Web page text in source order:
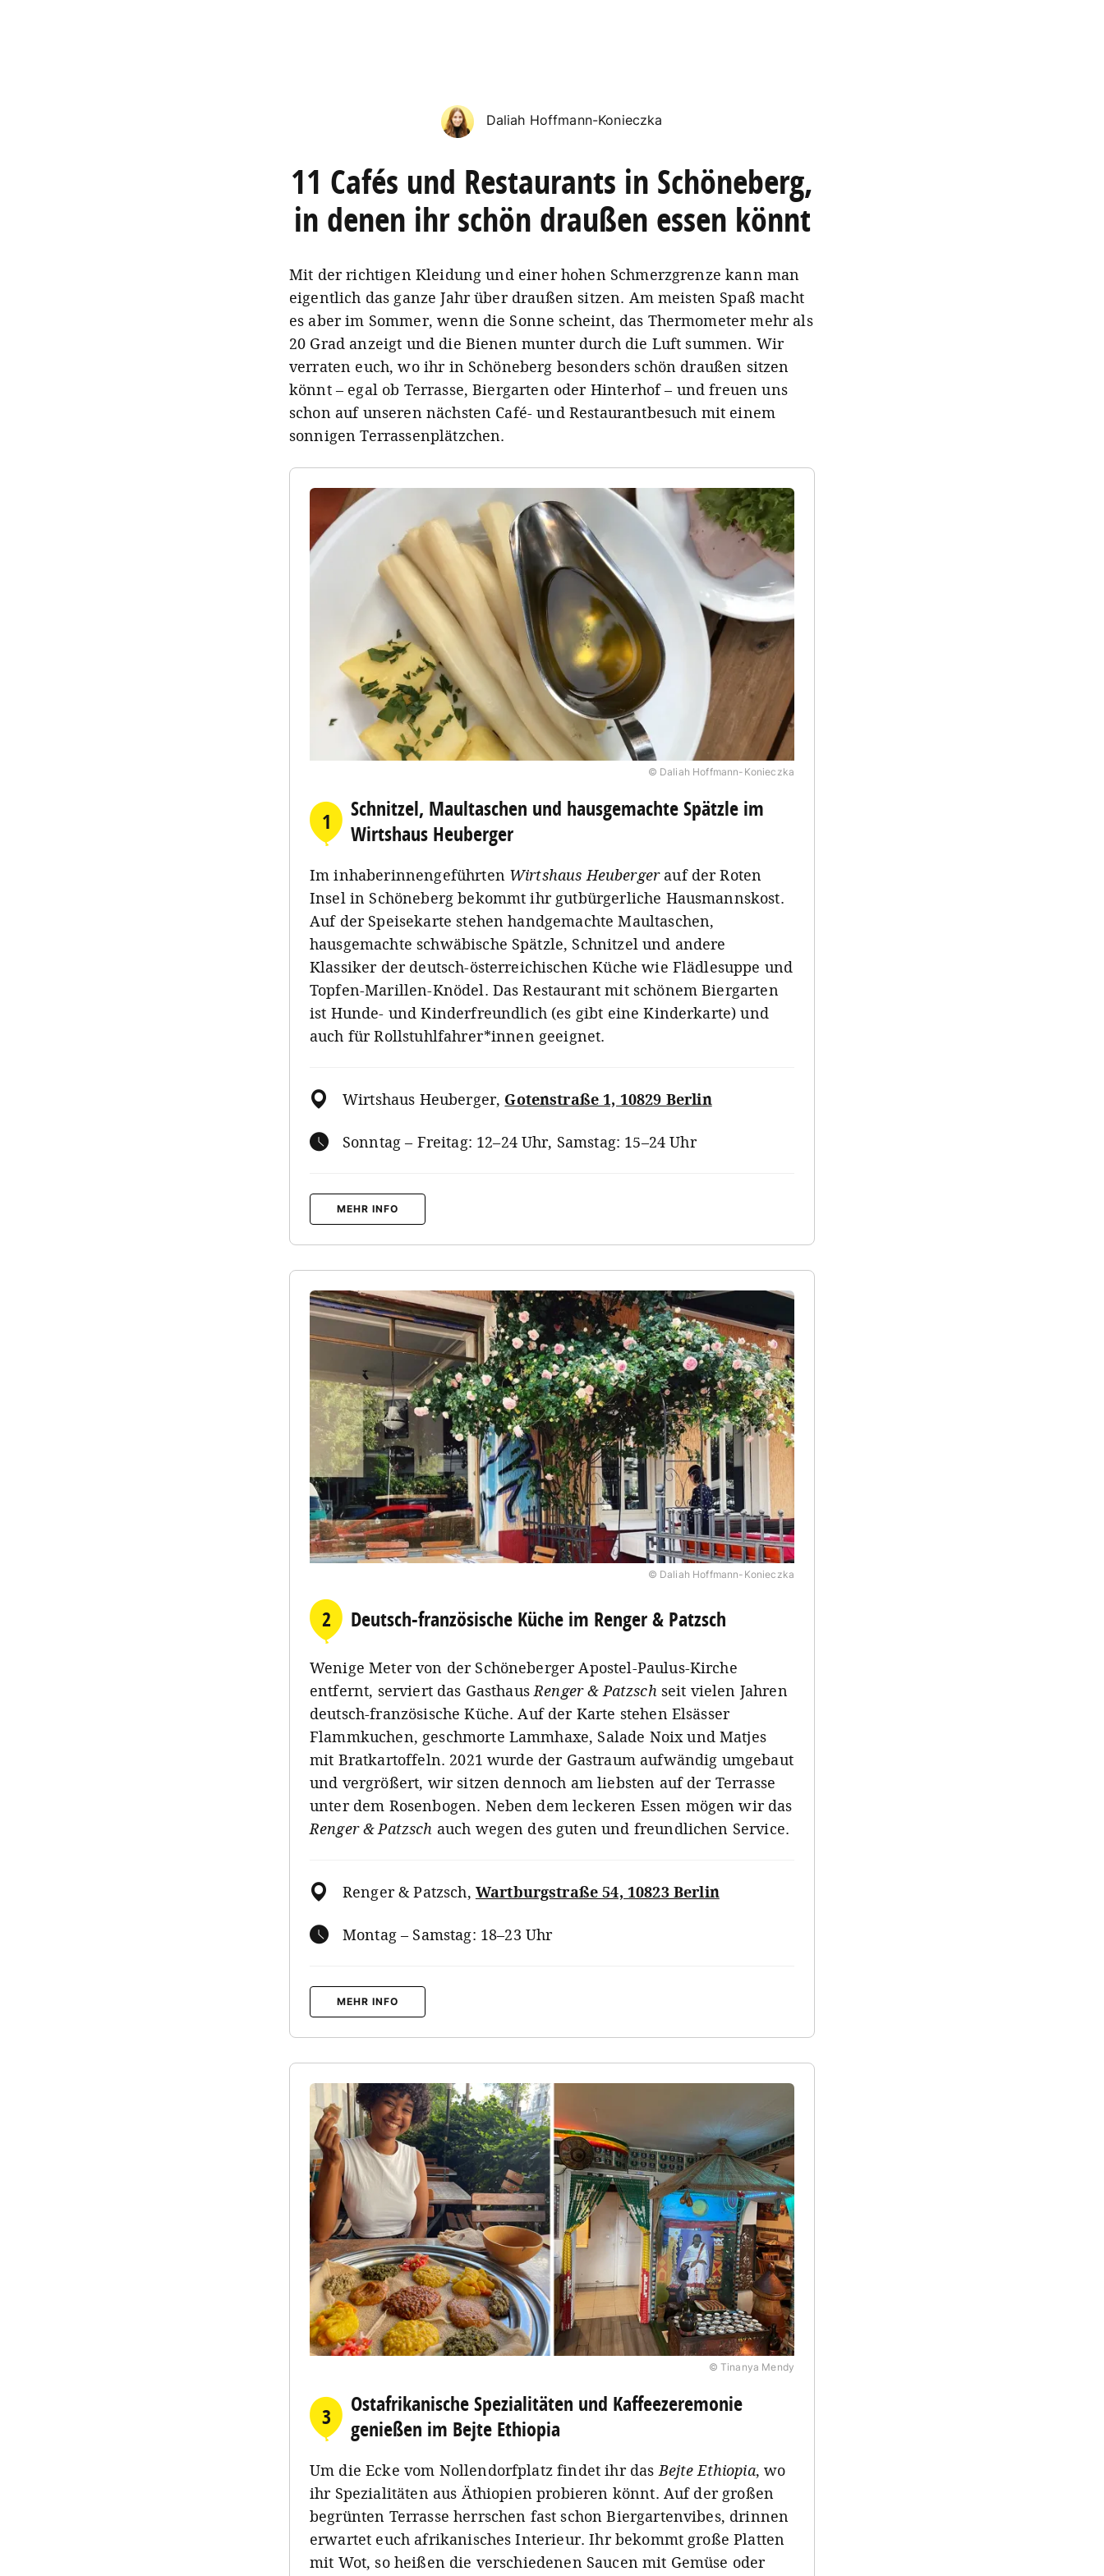
Daliah Hoffmann-Konieczka
11 Cafés und Restaurants in Schöneberg,
in denen ihr schön draußen essen könnt
Mit der richtigen Kleidung und einer hohen Schmerzgrenze kann man
eigentlich das ganze Jahr über draußen sitzen. Am meisten Spaß macht
es aber im Sommer, wenn die Sonne scheint, das Thermometer mehr als
20 Grad anzeigt und die Bienen munter durch die Luft summen. Wir
verraten euch, wo ihr in Schöneberg besonders schön draußen sitzen
könnt – egal ob Terrasse, Biergarten oder Hinterhof – und freuen uns
schon auf unseren nächsten Café- und Restaurantbesuch mit einem
sonnigen Terrassenplätzchen.
© Daliah Hoffmann-Konieczka
1
Schnitzel, Maultaschen und hausgemachte Spätzle im
Wirtshaus Heuberger
Im inhaberinnengeführten Wirtshaus Heubergerauf der Roten
Insel in Schöneberg bekommt ihr gutbürgerliche Hausmannskost.
Auf der Speisekarte stehen handgemachte Maultaschen,
hausgemachte schwäbische Spätzle, Schnitzel und andere
Klassiker der deutsch-österreichischen Küche wie Flädlesuppe und
Topfen-Marillen-Knödel. Das Restaurant mit schönem Biergarten
ist Hunde- und Kinderfreundlich (es gibt eine Kinderkarte) und
auch für Rollstuhlfahrer*innen geeignet.
Wirtshaus Heuberger, Gotenstraße 1, 10829 Berlin
Sonntag – Freitag: 12–24 Uhr, Samstag: 15–24 Uhr
MEHR INFO
© Daliah Hoffmann-Konieczka
2 Deutsch-französische Küche im Renger & Patzsch
Wenige Meter von der Schöneberger Apostel-Paulus-Kirche
entfernt, serviert das GasthausRenger & Patzschseit vielen Jahren
deutsch-französische Küche. Auf der Karte stehen Elsässer
Flammkuchen, geschmorte Lammhaxe, Salade Noix und Matjes
mit Bratkartoffeln. 2021 wurde der Gastraum aufwändig umgebaut
und vergrößert, wir sitzen dennoch am liebsten auf der Terrasse
unter dem Rosenbogen. Neben dem leckeren Essen mögen wir das
Renger & Patzsch auch wegen des guten und freundlichen Service.
Renger & Patzsch, Wartburgstraße 54, 10823 Berlin
Montag – Samstag: 18–23 Uhr
MEHR INFO
© Tinanya Mendy
3
Ostafrikanische Spezialitäten und Kaffeezeremonie
genießen im Bejte Ethiopia
Um die Ecke vom Nollendorfplatz findet ihr dasBejte Ethiopia, wo
ihr Spezialitäten aus Äthiopien probieren könnt. Auf der großen
begrünten Terrasse herrschen fast schon Biergartenvibes, drinnen
erwartet euch afrikanisches Interieur. Ihr bekommt große Platten
mit Wot, so heißen die verschiedenen Saucen mit Gemüse oder